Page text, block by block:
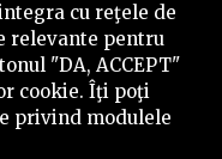
©2026 PressOne.ro
editorială
Contact
cu reţele de
relevante pentru
"DA, ACCEPT"
cookie. Îţi poţi
privind modulele